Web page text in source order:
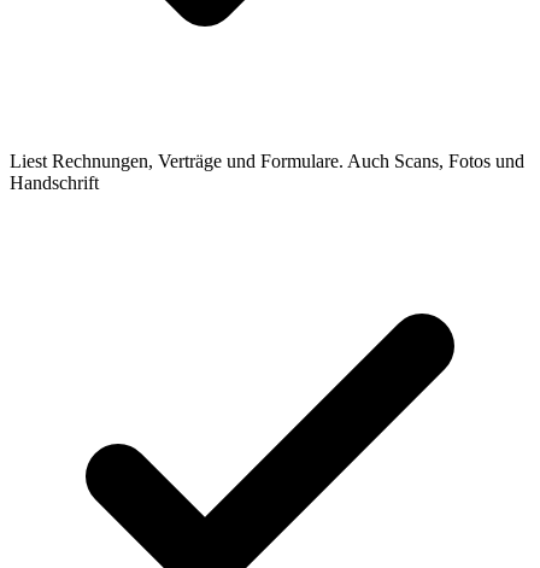
Liest Rechnungen, Verträge und Formulare. Auch Scans, Fotos und
Handschrift